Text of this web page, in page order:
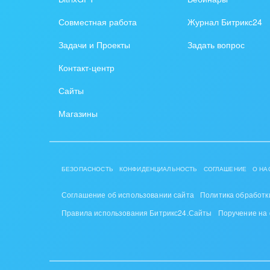
Интернет-магазин и CRM
внедрения
Внедрение для медицины
Внедрение онлайн-
/ Интранета
Совместная работа
Задачи и Проекты
Контакт-центр
Сайты
Магазины
Журнал Битрикс24
Задать вопрос
БЕЗОПАСНОСТЬ КОНФИДЕНЦИАЛЬНОСТЬ СОГЛАШЕНИЕ О
Соглашение об использовании сайта
Политика
Правила использования Битрикс24.Сайты
Поручение на